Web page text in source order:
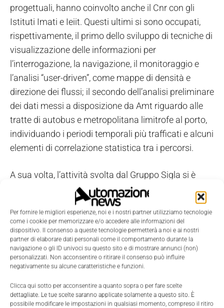
Per fornire le migliori esperienze, noi e i nostri partner utilizziamo tecnologie
come i cookie per memorizzare e/o accedere alle informazioni del
dispositivo. Il consenso a queste tecnologie permetterà a noi e ai nostri
partner di elaborare dati personali come il comportamento durante la
navigazione o gli ID univoci su questo sito e di mostrare annunci (non)
personalizzati. Non acconsentire o ritirare il consenso può influire
negativamente su alcune caratteristiche e funzioni.
Clicca qui sotto per acconsentire a quanto sopra o per fare scelte
dettagliate. Le tue scelte saranno applicate solamente a questo sito. È
possibile modificare le impostazioni in qualsiasi momento, compreso il ritiro
progettuali, hanno coinvolto anche il Cnr con gli
Istituti Imati e Ieiit. Questi ultimi si sono occupati,
rispettivamente, il primo dello sviluppo di tecniche di
visualizzazione delle informazioni per
l’interrogazione, la navigazione, il monitoraggio e
l’analisi “user-driven”, come mappe di densità e
direzione dei flussi; il secondo dell’analisi preliminare
dei dati messi a disposizione da Amt riguardo alle
tratte di autobus e metropolitana limitrofe al porto,
individuando i periodi temporali più trafficati e alcuni
elementi di correlazione statistica tra i percorsi.
A sua volta, l’attività svolta dal Gruppo Sigla si è
concentrata sulleprove riguardanti vari scenari
legati alla predizione di grandezze legate ai dati
disponibili, oltre alla realizzazione di uno scenario
coreper la parte simulativa. In particolare, durante
la prima parte dell’analisi dei dati disponibili sono
state affrontate alcune problematiche
sull’utilizzabilità e affidabilità dei dati stessi.
Inoltre, il Gruppo Sigla ha posto l’attenzione sulla